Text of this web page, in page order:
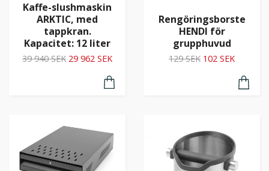
Kaffe-slushmaskin
ARKTIC, med
tappkran.
Kapacitet: 12 liter
39 940 SEK 29 962 SEK
Rengöringsborste
HENDI för
grupphuvud
129 SEK 102 SEK